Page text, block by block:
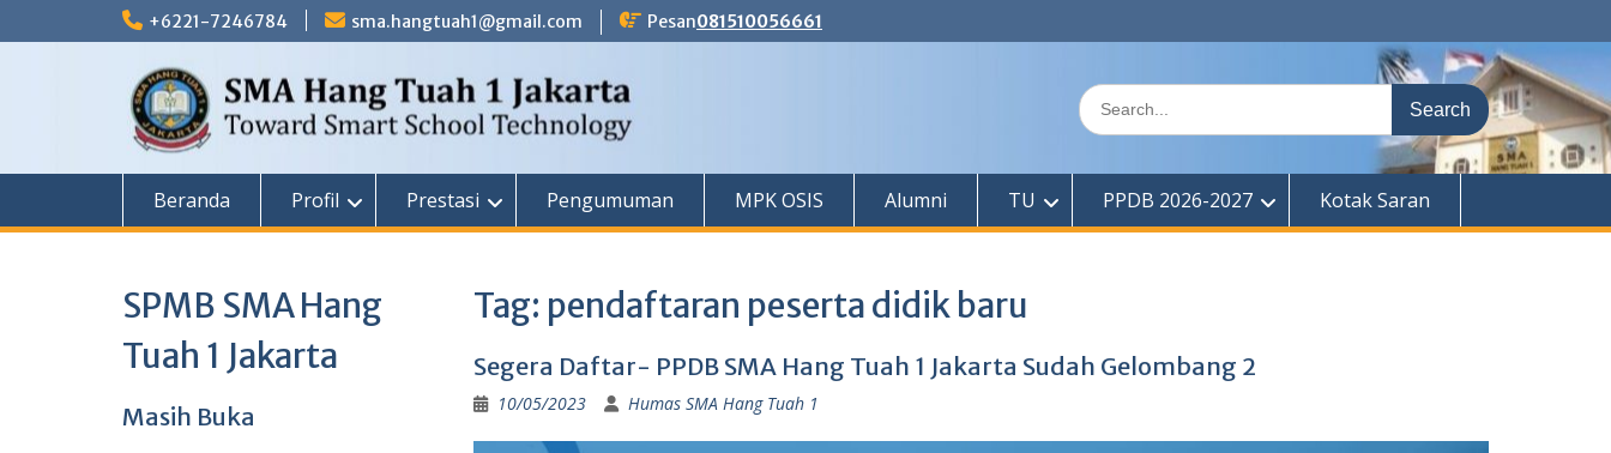
to
+6221-7246784 sma.hangtuah1@gmail.com Pesan081510056661
Search
for:
Beranda Profil Prestasi Pengumuman MPK OSIS Alumni TU PPDB 2026-2027 Kotak Saran
Tag: pendaftaran peserta didik baru
Segera Daftar- PPDB SMA Hang Tuah 1 Jakarta Sudah Gelombang 2
10/05/2023 Humas SMA Hang Tuah 1
SPMB SMA Hang
Tuah 1 Jakarta
Masih Buka